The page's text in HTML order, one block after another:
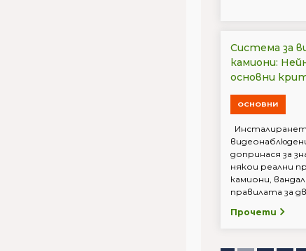
Система за
камиони:
основни
ОСНОВНИ
допринася за
някои реални
камиони,
правилата за
Прочети